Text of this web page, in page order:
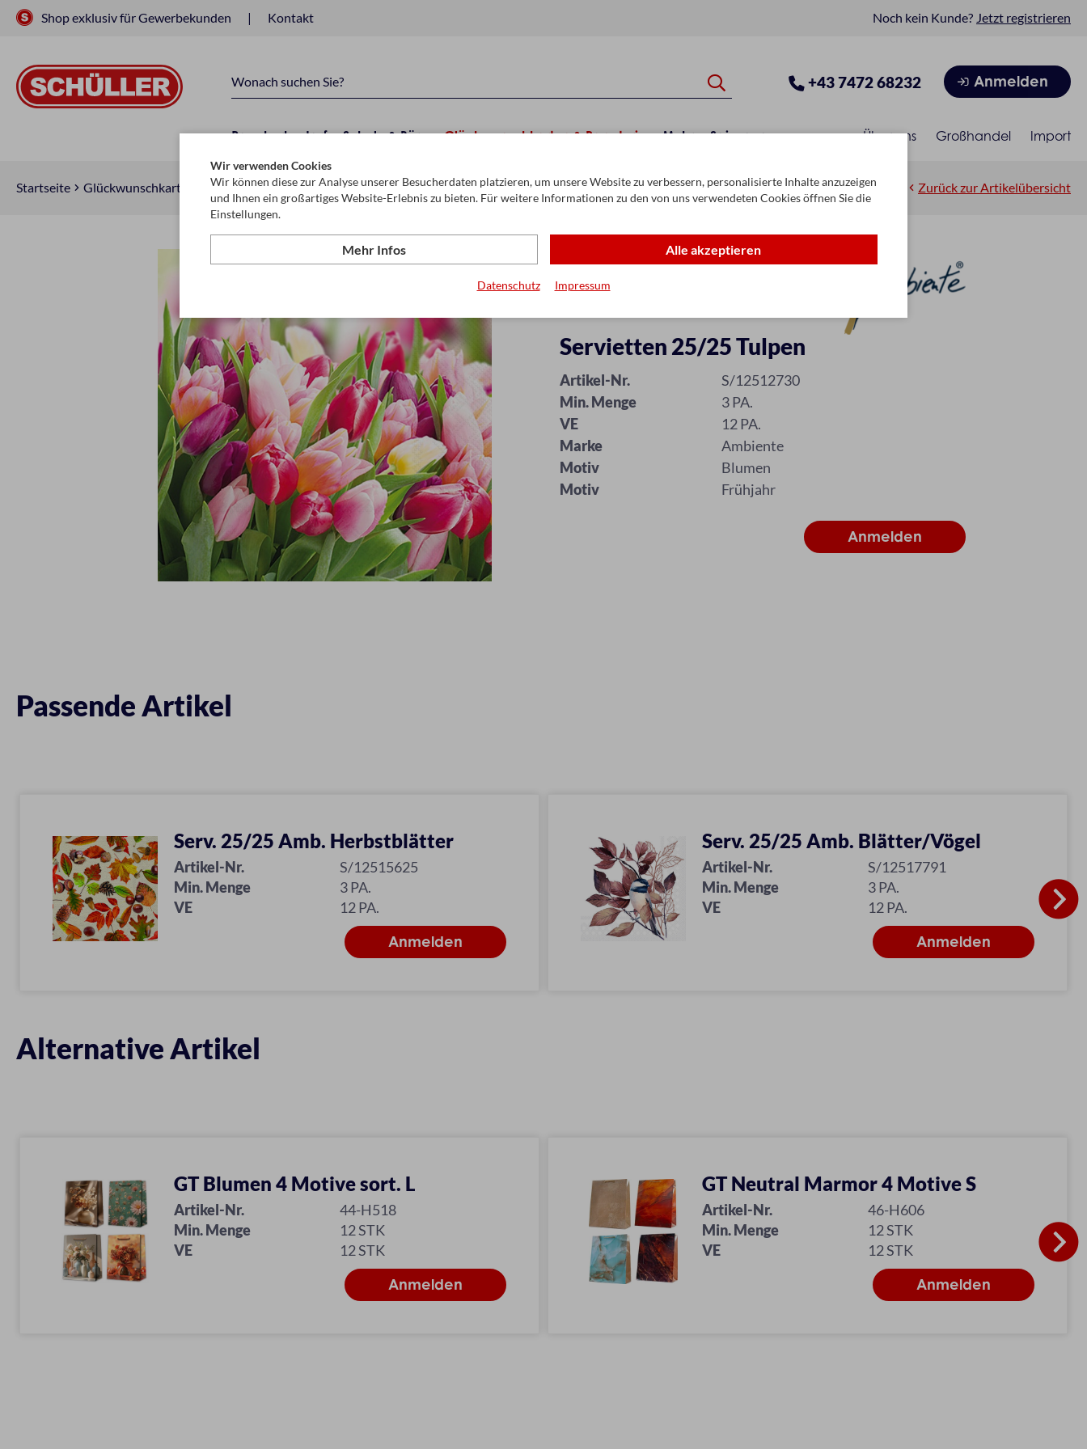
Shop exklusiv für Gewerbekunden Kontakt Noch kein Kunde? Jetzt registrieren
+43 7472 68232 Anmelden
Raucherbedarf Schule & Büro Glückwunschkarten & Papeterie Mehr Saisonen Über uns Großhandel Import
Startseite Glückwunschkarten & Papeterie Servietten Servietten 25 x 25 cm Zurück zur Artikelübersicht
Servietten 25/25 Tulpen
Artikel-Nr.
S/12512730
Min. Menge
3 PA.
VE
12 PA.
Marke
Ambiente
Motiv
Blumen
Motiv
Frühjahr
Passende Artikel
Serv. 25/25 Amb. Herbstblätter
Artikel-Nr.
S/12515625
Min. Menge
3 PA.
VE
12 PA.
Serv. 25/25 Amb. Blätter/Vögel
Artikel-Nr.
S/12517791
Min. Menge
3 PA.
VE
12 PA.
Alternative Artikel
GT Blumen 4 Motive sort. L
Artikel-Nr.
44-H518
Min. Menge
12 STK
VE
12 STK
GT Neutral Marmor 4 Motive S
Artikel-Nr.
46-H606
Min. Menge
12 STK
VE
12 STK
Wir verwenden Cookies
Wir können diese zur Analyse unserer Besucherdaten platzieren, um unsere Website zu verbessern, personalisierte Inhalte anzuzeigen
und Ihnen ein großartiges Website-Erlebnis zu bieten. Für weitere Informationen zu den von uns verwendeten Cookies öffnen Sie die
Einstellungen.
Mehr Infos Alle akzeptieren
Datenschutz Impressum